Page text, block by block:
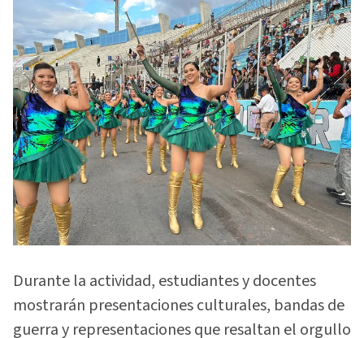
Durante la actividad, estudiantes y docentes
mostrarán presentaciones culturales, bandas de
guerra y representaciones que resaltan el orgullo